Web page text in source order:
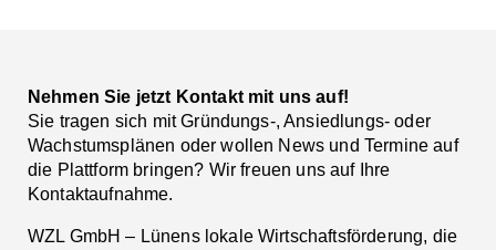
Nehmen Sie jetzt Kontakt mit uns auf!
Sie tragen sich mit Gründungs-, Ansiedlungs- oder
Wachstumsplänen oder wollen News und Termine auf
die Plattform bringen? Wir freuen uns auf Ihre
Kontaktaufnahme.
WZL GmbH – Lünens lokale Wirtschaftsförderung, die